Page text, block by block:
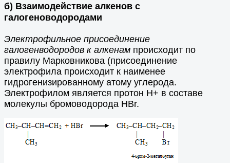
б) Взаимодействие алкенов с
галогеноводородами
Электрофильное присоединение
галогенводородов к алкенам происходит по
правилу Марковникова (присоединение
электрофила происходит к наименее
гидрогенизированному атому углерода.
Электрофилом является протон Н+ в составе
молекулы бромоводорода HBr.